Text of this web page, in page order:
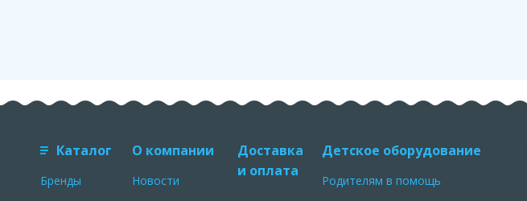
Каталог
Бренды
О компании
Новости
Доставка
и оплата
Детское оборудование
Родителям в помощь